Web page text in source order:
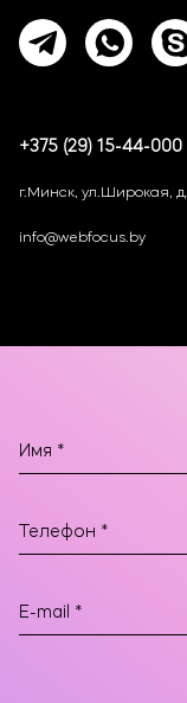
+375 (29) 15-44-000
г.Минск, ул.Широкая,
info@webfocus.by